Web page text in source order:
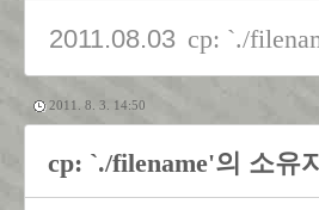
2011.08.03 cp: `./
2011. 8. 3. 14:50
cp: `./filename'의 소유